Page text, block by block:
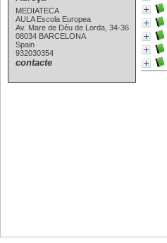
MEDIATECA
AULA Escola Europea
Av. Mare de Déu de Lorda, 34-36
08034 BARCELONA
Spain
932030354
contacte